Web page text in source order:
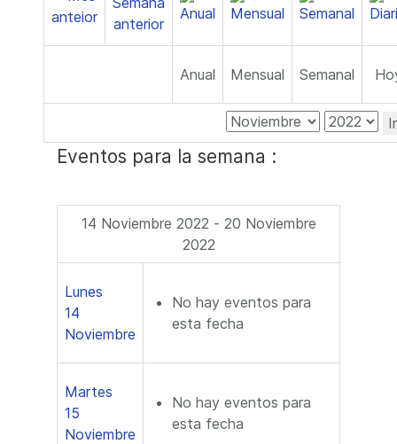
Anual Mensual Semanal
Eventos para la semana :
14 Noviembre 2022 - 20 Noviembre
2022
Lunes
14
Noviembre
No hay eventos para
esta fecha
Martes
15
Noviembre
No hay eventos para
esta fecha